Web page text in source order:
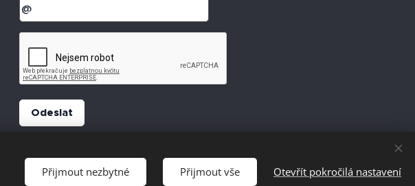
Odeslat
Přijmout nezbytné Přijmout vše Otevřít pokročilá nastavení